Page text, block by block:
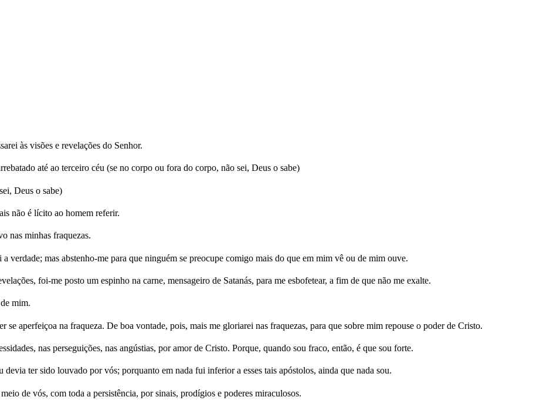
às visões e revelações do Senhor.
até ao terceiro céu (se no corpo ou fora do corpo, não sei, Deus o sabe)
Deus o sabe)
não é lícito ao homem referir.
nas minhas fraquezas.
verdade; mas abstenho-me para que ninguém se preocupe comigo mais do que em mim vê ou de mim ouve.
foi-me posto um espinho na carne, mensageiro de Satanás, para me esbofetear, a fim de que não me exalte.
mim.
se aperfeiçoa na fraqueza. De boa vontade, pois, mais me gloriarei nas fraquezas, para que sobre mim repouse o poder de Cristo.
nas perseguições, nas angústias, por amor de Cristo. Porque, quando sou fraco, então, é que sou forte.
devia ter sido louvado por vós; porquanto em nada fui inferior a esses tais apóstolos, ainda que nada sou.
de vós, com toda a persistência, por sinais, prodígios e poderes miraculosos.